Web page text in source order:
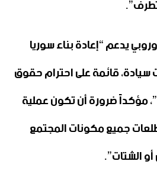
يدعم “إعادة بناء سوريا
قائمة على احترام حقوق
مؤكداً ضرورة أن تكون عملية
جميع مكونات المجتمع
الشتات”.